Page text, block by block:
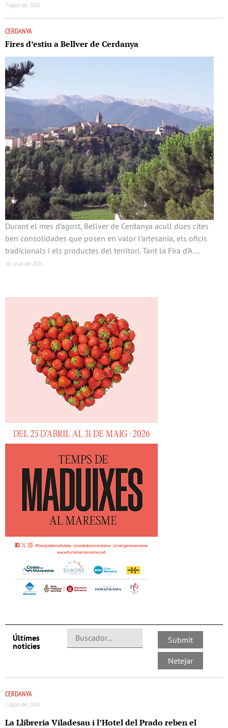
7 agost del 2026
CERDANYA
Fires d’estiu a Bellver de Cerdanya
Durant el mes d’agost, Bellver de Cerdanya acull dues cites
ben consolidades que posen en valor l’artesania, els oficis
tradicionals i els productes del territori. Tant la Fira d’A …
30 juliol del 2026
Últimes
noticies
CERDANYA
7 agost del 2026
La Llibreria Viladesau i l’Hotel del Prado reben el